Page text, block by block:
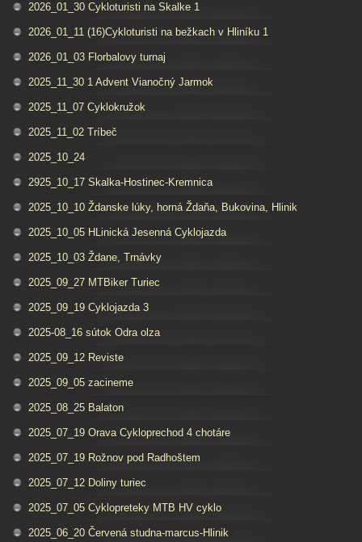
2026_01_30 Cykloturisti na Skalke 1
2026_01_11 (16)Cykloturisti na bežkach v Hliníku 1
2026_01_03 Florbalovy turnaj
2025_11_30 1 Advent Vianočný Jarmok
2025_11_07 Cyklokružok
2025_11_02 Tríbeč
2025_10_24
2925_10_17 Skalka-Hostinec-Kremnica
2025_10_10 Ždanske lúky, horná Ždaňa, Bukovina, Hlinik
2025_10_05 HLinická Jesenná Cyklojazda
2025_10_03 Ždane, Trnávky
2025_09_27 MTBiker Turiec
2025_09_19 Cyklojazda 3
2025-08_16 sútok Odra olza
2025_09_12 Reviste
2025_09_05 zacineme
2025_08_25 Balaton
2025_07_19 Orava Cykloprechod 4 chotáre
2025_07_19 Rožnov pod Radhoštem
2025_07_12 Doliny turiec
2025_07_05 Cyklopreteky MTB HV cyklo
2025_06_20 Červená studna-marcus-Hlinik